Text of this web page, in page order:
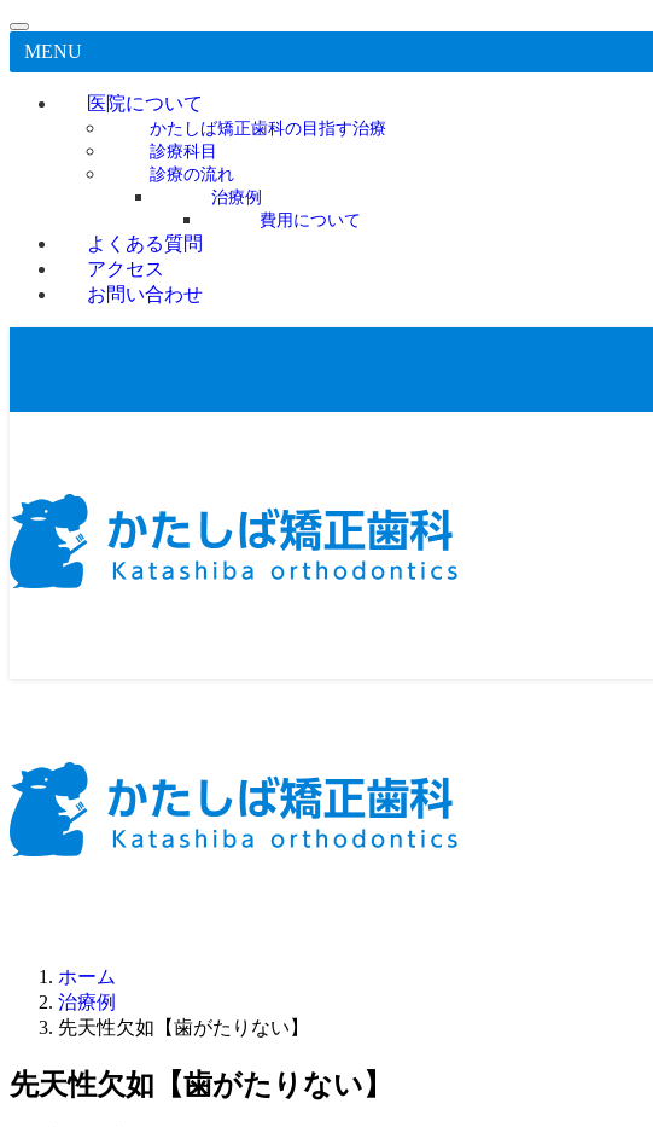
MENU
医院について
かたしば矯正歯科の目指す治療
診療科目
診療の流れ
治療例
費用について
よくある質問
アクセス
お問い合わせ
ホーム
治療例
先天性欠如【歯がたりない】
先天性欠如【歯がたりない】